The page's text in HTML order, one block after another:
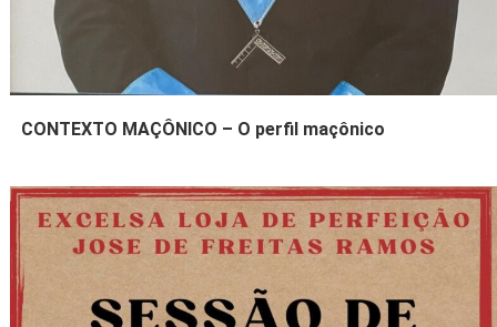
CONTEXTO MAÇÔNICO – O perfil maçônico